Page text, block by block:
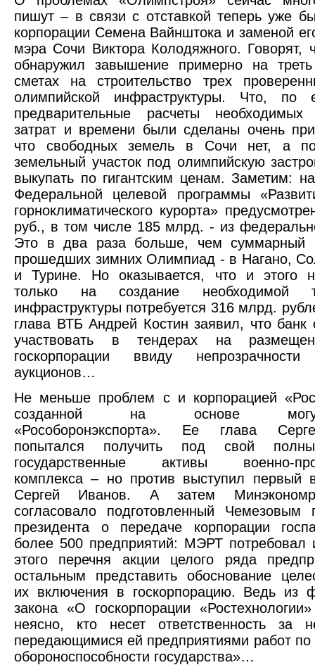
пишут – в связи с отставкой теперь уже
корпорации Семена Вайнштока и заменой
мэра Сочи Виктора Колодяжного. Говорят,
обнаружил завышение примерно на
сметах на строительство трех
олимпийской инфраструктуры. Что, по
предварительные расчеты необходимых
затрат и времени были сделаны очень
что свободных земель в Сочи нет, а
земельный участок под олимпийскую
выкупать по гигантским ценам. Заметим:
Федеральной целевой программы
горноклиматического курорта»
руб., в том числе 185 млрд. - из
Это в два раза больше, чем суммарный
прошедших зимних Олимпиад - в Нагано,
и Турине. Но оказывается, что и этого
только на создание необходимой
инфраструктуры потребуется 316 млрд.
глава ВТБ Андрей Костин заявил, что банк
участвовать в тендерах на
госкорпорации ввиду непрозрачности
аукционов…
Не меньше проблем с и корпорацией
созданной на основе
«Рособоронэкспорта». Ее глава
попытался получить под свой
государственные активы военно-
комплекса – но против выступил первый
Сергей Иванов. А затем
согласовало подготовленный Чемезовым
президента о передаче корпорации
более 500 предприятий: МЭРТ потребовал
этого перечня акции целого ряда
остальным представить обоснование
их включения в госкорпорацию. Ведь из
закона «О госкорпорации
неясно, кто несет ответственность за
передающимися ей предприятиями работ по
обороноспособности государства»…